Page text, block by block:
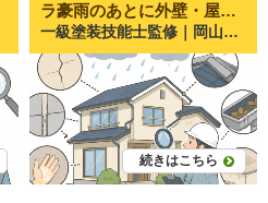
ラ豪雨のあとに外壁・屋根
で確認したい劣化サイン 一級塗装技能士監修｜岡山県倉敷市・岡山市で20年以上、外壁塗装・屋根塗装・雨漏り修理を行うペイントプロ美達が解説します。 近年、岡山県でも突然激しい雨が降る**「ゲリラ豪雨」**が増えています。 短時間で大量の雨が降るため、 「雨漏りはしていないけど大丈夫？」 「外壁に異常がないか心配」 「次の台風までに点検した方がいい？」 と不安になる方も多いのではないでしょうか。 実際にペイントプロ美達でも、夏場は 「雨が止んだら外壁にシミができていた」 「雨樋から水があふれていた」 「急に天井へシミができた」 といったお問い合わせが非常に増えます。 ゲリラ豪雨は一度だけでも住宅に負担を与えることがあります。 今回は、ご自宅で安全に確認できる外壁・屋根の劣化サインを分かりやすくご紹介します。 ゲリラ豪雨のあとに家の点検が必要な理由 近年増えているゲリラ豪雨とは ゲリラ豪雨とは、短時間で局地的に降る非常に激しい雨のことです。 通常の雨とは違い、 一気に大量の雨が降る 強風を伴うことがある 排水が追いつかない という特徴があります。 住宅は通常の雨を想定して作られていますが、近年のような集中豪雨では想定以上の負荷がかかるケースも少なくありません。 一度の大雨でも住宅にダメージが残ることがある 外壁や屋根に劣化があると、そこから雨水が入り込みやすくなります。 特に、 築10年以上 一度も塗装していない 前回の塗装から10年以上経過 という住宅では注意が必要です。 普段は問題がなくても、大雨をきっかけに不具合が表面化することがあります。 ゲリラ豪雨のあとに確認したい外壁の劣化サイン5選 ① 外壁のひび割れ（クラック） 外壁に細い線のような割れが入っていませんか？ これを**クラック（ひび割れ）**といいます。 細いひびでも雨水の侵入口になることがあります。 特に幅が広くなっているものや深い割れは早めの点検がおすすめです。 施工写真では、 細いひび 大きく口が開いたひび を比較すると違いが分かりやすくなります。 ② コーキング（シーリング）の割れ・剥がれ サイディング外壁の継ぎ目にあるゴムのような部分をコーキングといいます。 この部分が 割れる やせる 剥がれる と雨水が入り込みやすくなります。 ペイントプロ美達でも最も多く見つかる劣化の一つです。 ③ 外壁の膨れ・浮き 外壁がポコポコと膨らんでいる場合は注意が必要です。 内部に水分が入り込み、塗膜が浮いている可能性があります。 放置すると剥がれにつながることがあります。 ④ チョーキング（白い粉） 外壁を触ったときに白い粉が付く現象です。 これは塗膜が紫外線や雨によって劣化しているサインです。 防水性能が落ち始めている目安になります。 ⑤ 雨染み・黒ずみ 豪雨後に急に黒い筋やシミができた場合は、 雨水の流れが変わった 外壁内部に水分が入っている 可能性があります。 見た目だけでなく原因を調べることが大切です。 屋根で確認したい劣化サイン5選 ※屋根には絶対に登らず、地上から見える範囲で確認しましょう。 ① 棟板金の浮き 屋根の一番高い部分にある金属を**棟板金（むねばんきん）**といいます。 強風や豪雨で浮くことがあります。 放置すると飛散や雨漏りにつながる恐れがあります。 ② 瓦やスレートのズレ・割れ 双眼鏡などで見ると、 割れ ズレ 欠け が見えることがあります。 強い雨風のあとには一度確認しておきたいポイントです。 ③ 雨樋の詰まり・外れ ゲリラ豪雨では、 落ち葉 土 枝 が一気に流れ込みます。 雨樋が詰まると外壁へ大量の水が流れ、別の劣化を招くことがあります。 ④ 軒天のシミ 屋根の裏側にある天井部分を**軒天（のきてん）**といいます。 ここにシミがある場合は雨漏りの初期症状の可能性があります。 ⑤ 室内天井の雨染み 意外と見落とされるのが室内です。 天井に 黄色いシミ 茶色い跡 ができた場合は雨漏りを疑いましょう。 ゲリラ豪雨後にやってはいけないこと 屋根に登る 毎年、屋根の点検中の転落事故が発生しています。 濡れた屋根は非常に滑りやすく危険です。 応急処置を自己判断で行う ブルーシートを固定するために屋根へ上がることも危険です。 誤った補修で被害が広がるケースもあります。 異常を放置する 「雨漏りしていないから大丈夫」 と思っていても、 数か月後に症状が出ることもあります。 小さな異変を見逃さないことが大切です。 ペイントプロ美達で実際によくあるご相談 岡山県倉敷市・岡山市では、近年ゲリラ豪雨のあとにお問い合わせが増えています。 特によくあるのが、 雨樋から水があふれた 外壁の継ぎ目が開いていた ベランダに水が溜まる 天井に小さなシミができた というご相談です。 実際に点検へ伺うと、大規模な修理ではなく、 コーキング補修 棟板金の固定 雨樋清掃 部分補修 だけで済むケースも少なくありません。 一方で、「様子を見よう」と数年放置した結果、雨漏りが進行し、下地や木材まで傷んでしまっていたケースもあります。 だからこそ、異常が小さいうちの確認が住まいを長持ちさせるポイントになります。 施工事例としては、以下のような写真を掲載すると読者にも伝わりやすくなります。 コーキングの割れ（施工前・施工後） 棟板金の浮き 雨樋の詰まり 外壁のひび割れ補修 ベランダ防水の施工前後 まとめ｜小さな異変が家を守る第一歩 ゲリラ豪雨は、見た目では分からない部分にもダメージを与えることがあります。 今回ご紹介したように、 外壁のひび割れ コーキングの劣化 雨樋の詰まり 棟板金の浮き 天井の雨染み などは、早めに気付くことで大きな修理を防げる可能性があります。 「今すぐ工事が必要」というわけではなくても、現状を把握しておくことは住まいを長持ちさせるためにとても大切です。 ペイントプロ美達では、岡山県倉敷市・岡山市を中心に、一級塗装技能士による無料点検を行っています。 ゲリラ豪雨のあとに少しでも気になる症状があれば、「これくらいで相談してもいいのかな？」という段階でも構いません。 現在の状態を分かりやすくご説明し、必要な補修がある場合も、写真をお見せしながら丁寧にご案内いたします。 大切なお住まいを長く安心して守るためにも、気になるサインを見つけた際は、お気軽にペイントプロ美達までご相談ください。
続きはこちら